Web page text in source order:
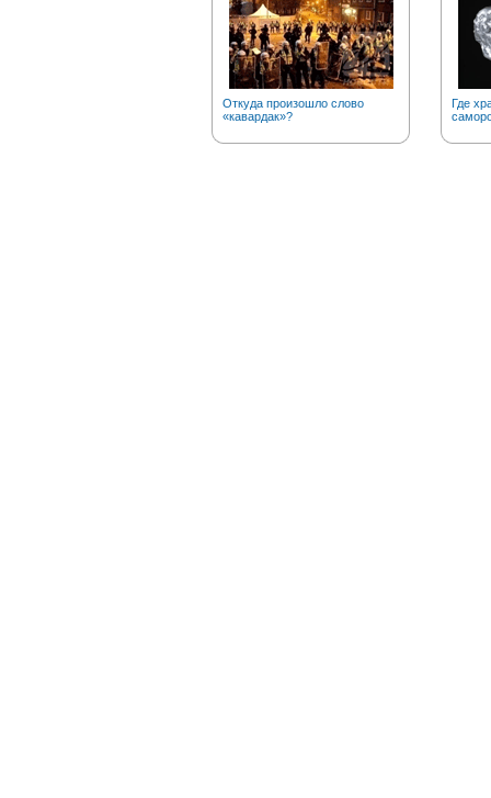
Откуда произошло слово
«кавардак»?
Где